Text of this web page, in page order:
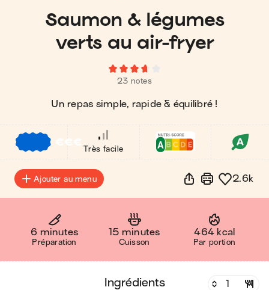
Saumon & légumes
verts au air-fryer
23 notes
Un repas simple, rapide & équilibré !
€€€
Très facile
Ajouter au menu 2.6k
6 minutes
Préparation
15 minutes
Cuisson
464 kcal
Par portion
ingrédients